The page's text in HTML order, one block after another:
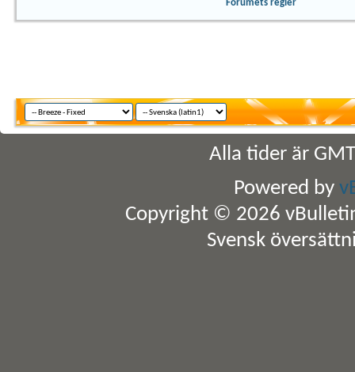
Forumets regler
Alla tider är
Powered by
Copyright © 2026
Svensk